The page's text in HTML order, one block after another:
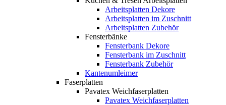
Arbeitsplatten Dekore
Arbeitsplatten im Zuschnitt
Arbeitsplatten Zubehör
Fensterbänke
Fensterbank Dekore
Fensterbank im Zuschnitt
Fensterbank Zubehör
Kantenumleimer
Faserplatten
Pavatex Weichfaserplatten
Pavatex Weichfaserplatten